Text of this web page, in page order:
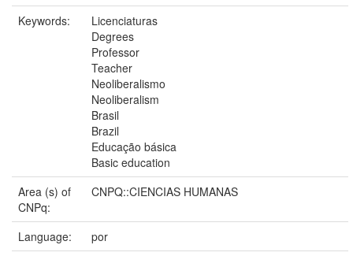
Keywords:
Licenciaturas
Degrees
Professor
Teacher
Neoliberalismo
Neoliberalism
Brasil
Brazil
Educação básica
Basic education
Area (s) of
CNPq:
CNPQ::CIENCIAS HUMANAS
Language:
por